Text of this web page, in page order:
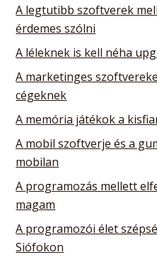
A legtutibb szoftverek
érdemes szólni
A léleknek is kell néha
A marketinges
cégeknek
A memória játékok a
A mobil szoftverje és a
mobilan
A programozás mellett
magam
A programozói élet
Siófokon